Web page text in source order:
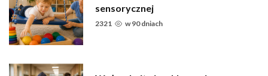
sensorycznej
2321 w90 dniach